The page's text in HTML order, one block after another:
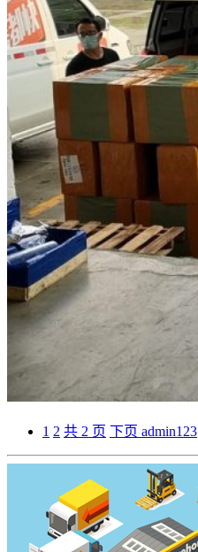
1 2 共 2 页 下页 admin123